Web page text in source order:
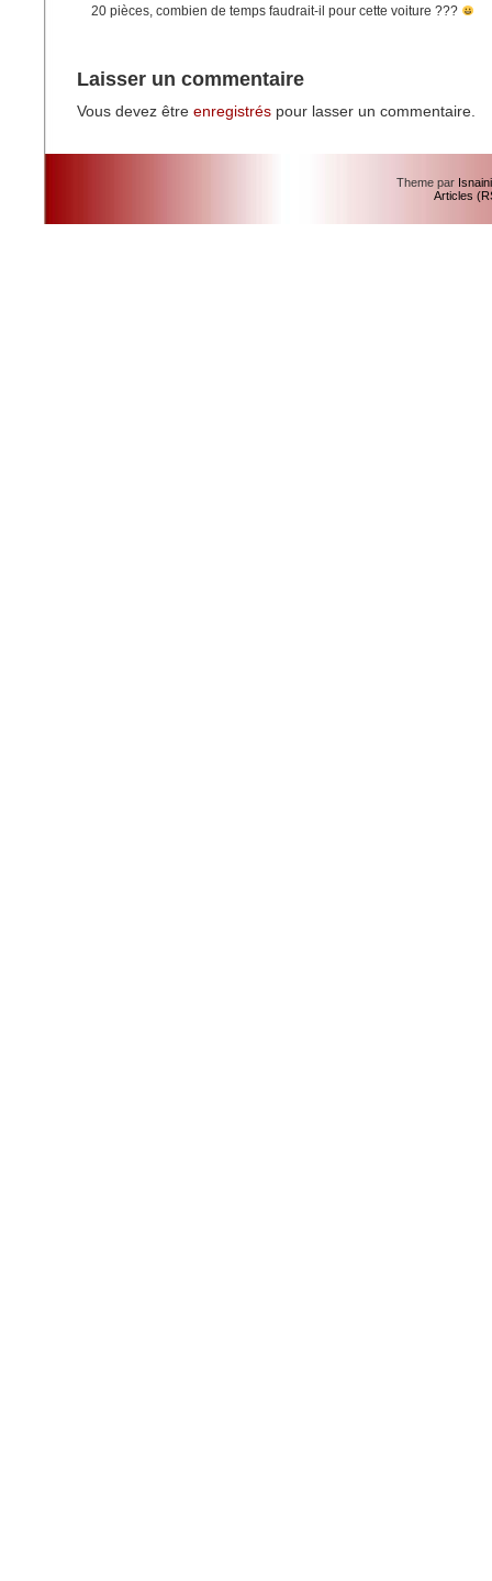
20 pièces, combien de temps faudrait-il pour cette voiture ???
Laisser un commentaire
Vous devez être enregistrés pour lasser un commentaire.
Theme par
Articles